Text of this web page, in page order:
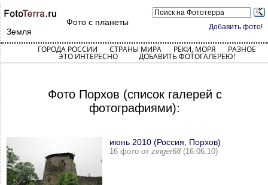
Добавить фото!
Фото с планеты
Земля
ГОРОДА РОССИИ СТРАНЫ МИРА РЕКИ, МОРЯ РАЗНОЕ
ЭТО ИНТЕРЕСНО ДОБАВИТЬ ФОТОГАЛЕРЕЮ!
Фото Порхов (список галерей с
фотографиями):
июнь 2010 (Россия, Порхов)
16 фото от zinger68 (16.06.10)